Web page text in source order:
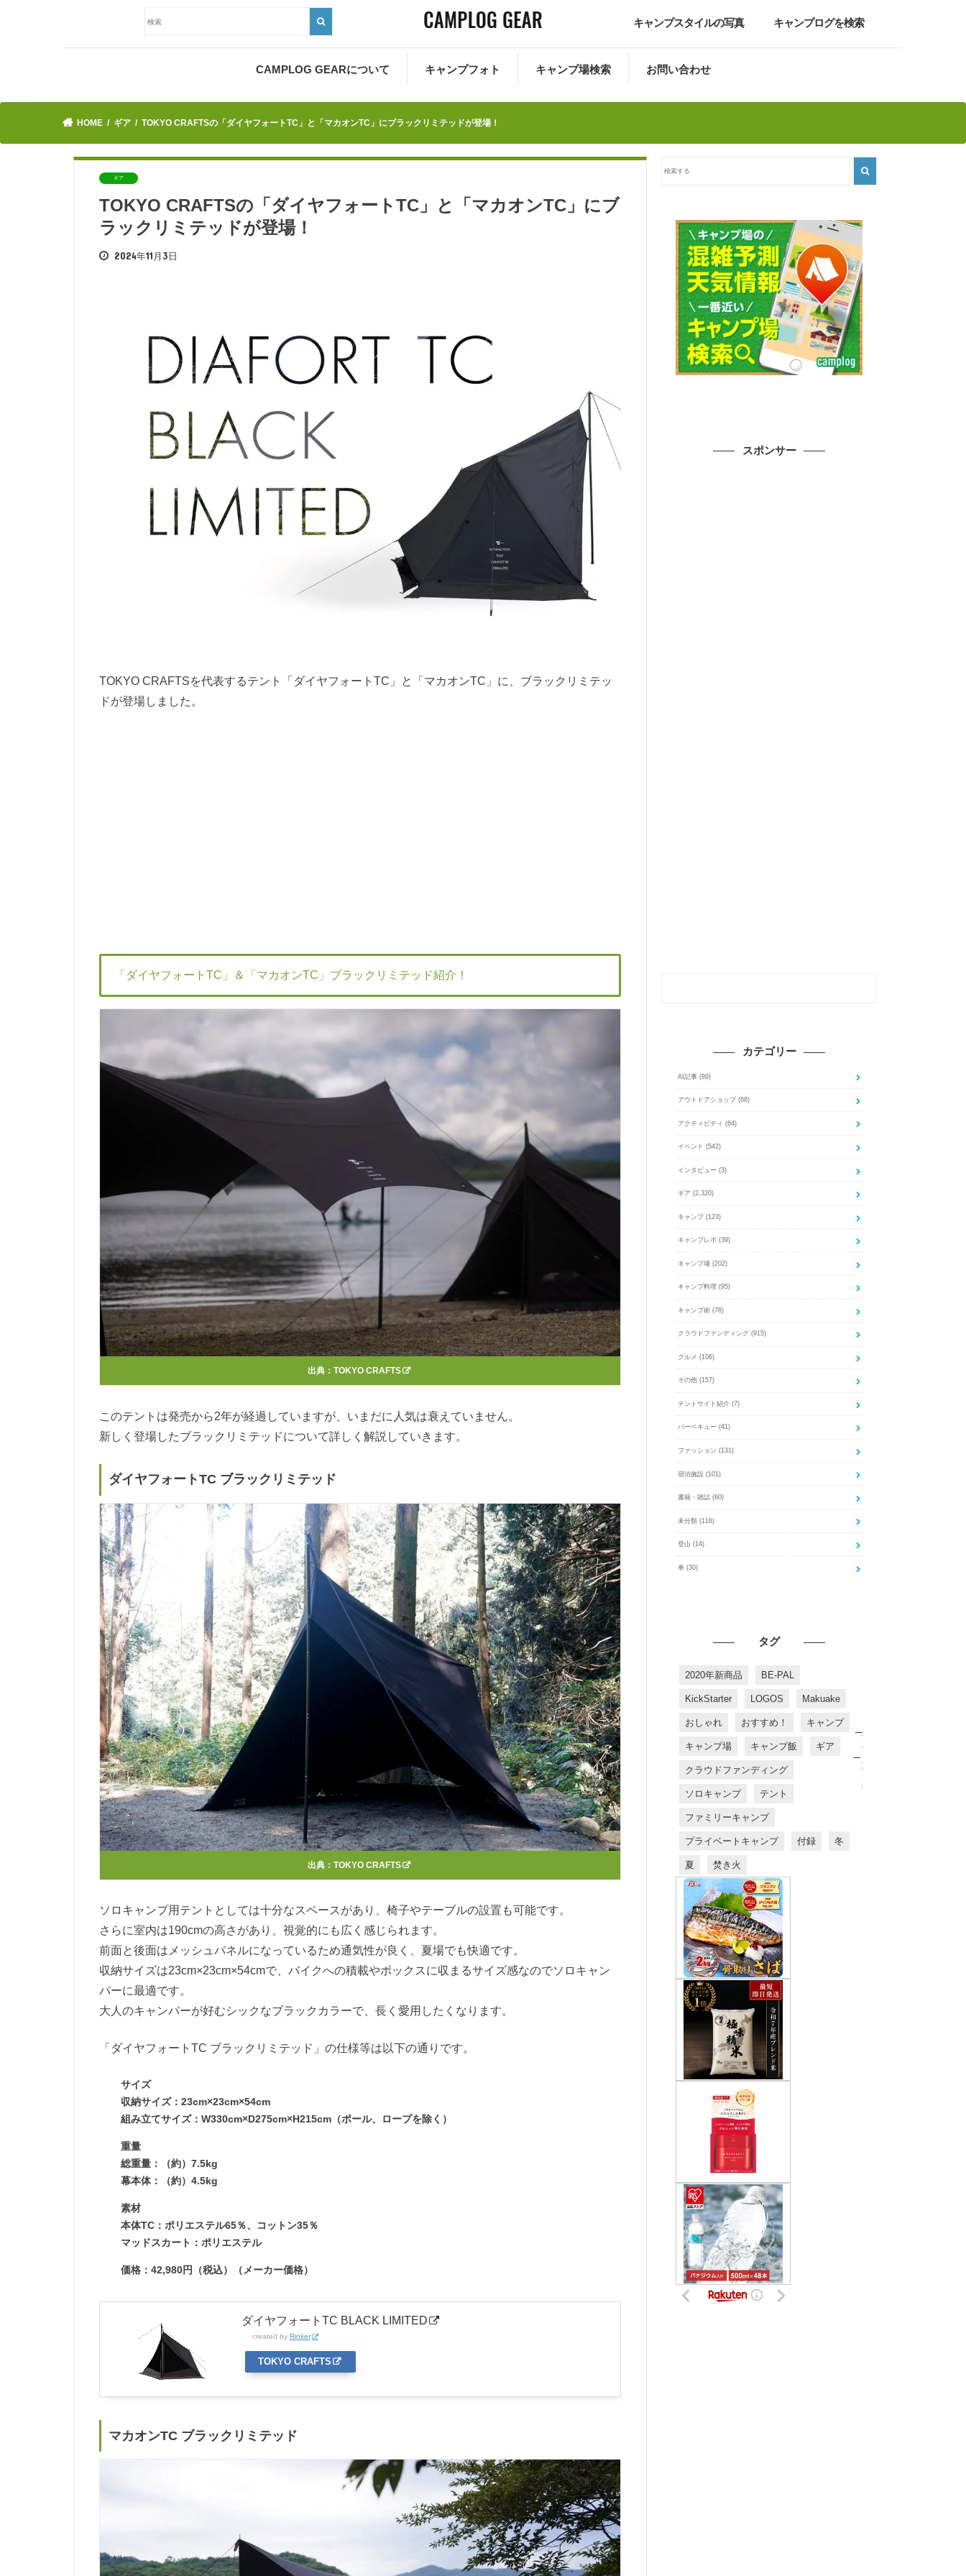
キャンプスタイルの写真 キャンプログを検索
CAMPLOG GEARについて キャンプフォト キャンプ場検索 お問い合わせ
HOME ギア TOKYO CRAFTSの「ダイヤフォートTC」と「マカオンTC」にブラックリミテッドが登場！
ギア
TOKYO CRAFTSの「ダイヤフォートTC」と「マカオンTC」にブ
ラックリミテッドが登場！
2024年11月3日
TOKYO CRAFTSを代表するテント「ダイヤフォートTC」と「マカオンTC」に、ブラックリミテッ
ドが登場しました。
「ダイヤフォートTC」＆「マカオンTC」ブラックリミテッド紹介！
出典：TOKYO CRAFTS
このテントは発売から2年が経過していますが、いまだに人気は衰えていません。
新しく登場したブラックリミテッドについて詳しく解説していきます。
ダイヤフォートTC ブラックリミテッド
出典：TOKYO CRAFTS
ソロキャンプ用テントとしては十分なスペースがあり、椅子やテーブルの設置も可能です。
さらに室内は190cmの高さがあり、視覚的にも広く感じられます。
前面と後面はメッシュパネルになっているため通気性が良く、夏場でも快適です。
収納サイズは23cm×23cm×54cmで、バイクへの積載やボックスに収まるサイズ感なのでソロキャン
パーに最適です。
大人のキャンパーが好むシックなブラックカラーで、長く愛用したくなります。
「ダイヤフォートTC ブラックリミテッド」の仕様等は以下の通りです。
サイズ
収納サイズ：23cm×23cm×54cm
組み立てサイズ：W330cm×D275cm×H215cm（ポール、ロープを除く）
重量
総重量：（約）7.5kg
幕本体：（約）4.5kg
素材
本体TC：ポリエステル65％、コットン35％
マッドスカート：ポリエステル
価格：42,980円（税込）（メーカー価格）
ダイヤフォートTC BLACK LIMITED
created by Rinker
TOKYO CRAFTS
マカオンTC ブラックリミテッド
スポンサー
カテゴリー
AI記事 (89)
アウトドアショップ (68)
アクティビティ (64)
イベント (542)
インタビュー (3)
ギア (2,320)
キャンプ (123)
キャンプレポ (39)
キャンプ場 (202)
キャンプ料理 (95)
キャンプ術 (78)
クラウドファンディング (915)
グルメ (106)
その他 (157)
テントサイト紹介 (7)
バーベキュー (41)
ファッション (131)
宿泊施設 (101)
書籍・雑誌 (60)
未分類 (116)
登山 (14)
車 (30)
タグ
2020年新商品 BE-PAL
KickStarter LOGOS Makuake
おしゃれ おすすめ！ キャンプ
キャンプ場 キャンプ飯 ギア
クラウドファンディング
ソロキャンプ テント
ファミリーキャンプ
プライベートキャンプ 付録 冬
夏 焚き火
す
す
め
商
品